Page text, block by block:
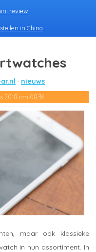
review
in China
nieuws
2018 om 08:36
maar ook klassieke
in hun assortiment. In